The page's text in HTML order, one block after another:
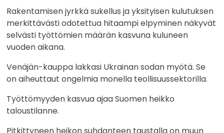
Rakentamisen jyrkkä sukellus ja yksityisen kulutuksen
merkittävästi odotettua hitaampi elpyminen näkyvät
selvästi työttömien määrän kasvuna kuluneen
vuoden aikana.
Venäjän-kauppa lakkasi Ukrainan sodan myötä. Se
on aiheuttaut ongelmia monella teollisuussektorilla.
Työttömyyden kasvua ajaa Suomen heikko
taloustilanne.
Pitkittyneen heikon suhdanteen taustalla on muun